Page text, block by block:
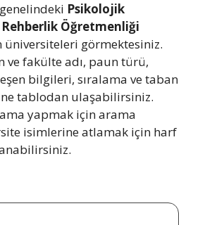
Psikolojik
Rehberlik Öğretmenliği
görmektesiniz.
ve fakülte adı, paun türü,
bilgileri, sıralama ve taban
tablodan ulaşabilirsiniz.
yapmak için arama
isimlerine atlamak için harf